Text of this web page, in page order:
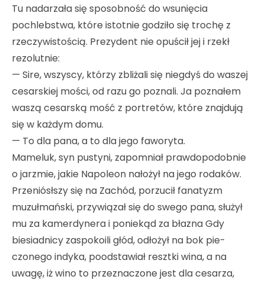
Tu nadarzała się sposobność do wsunięcia
pochlebstwa, które istotnie godziło się trochę z
rzeczywistością. Prezydent nie opuścił jej i rzekł
rezolutnie:
— Sire, wszyscy, którzy zbliżali się niegdyś do waszej
cesarskiej mości, od razu go poznali. Ja poznałem
waszą cesarską mość z portretów, które znajdują
się w każdym domu.
— To dla pana, a to dla jego faworyta.
Mameluk, syn pustyni, zapomniał prawdopodobnie
o jarzmie, jakie Napoleon nałożył na jego rodaków.
Przeniósłszy się na Zachód, porzucił fanatyzm
muzułmański, przywiązał się do swego pana, służył
mu za kamerdynera i poniekąd za błazna Gdy
biesiadnicy zaspokoili głód, odłożył na bok pie­
czonego indyka, poodstawiał resztki wina, a na
uwagę, iż wino to przeznaczone jest dla cesarza,